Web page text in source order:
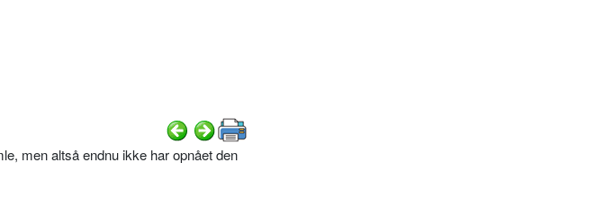
men altså endnu ikke har opnået den